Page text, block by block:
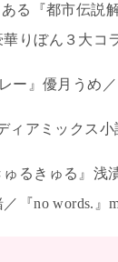
る『都市伝説
りぼん３大コ
ー』優月うめ
ィアミック
るきゅる』浅
／『no words. 』